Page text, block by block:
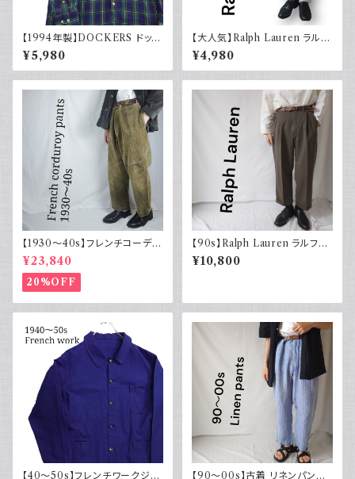
【1994年製】DOCKERS ドッカ
ーズ チェックシャツ ボタンダウ
ン 古着 アメカジ リーバイス 長
袖
¥5,980
【大人気】Ralph Lauren ラルフ
ローレン チノパン アイボリー
¥4,980
【1930～40s】フレンチコーデュ
ロイパンツ ヴィンテージ ループ
付 刺繍タグ
¥23,840
20%OFF
【90s】Ralph Lauren ラルフロ
ーレン ツータックスラックス ウ
ール カーキ 古着 TALONジッ
¥10,800
【40～50s】フレンチワークジャ
【90～00s】古着 リネンパンツ